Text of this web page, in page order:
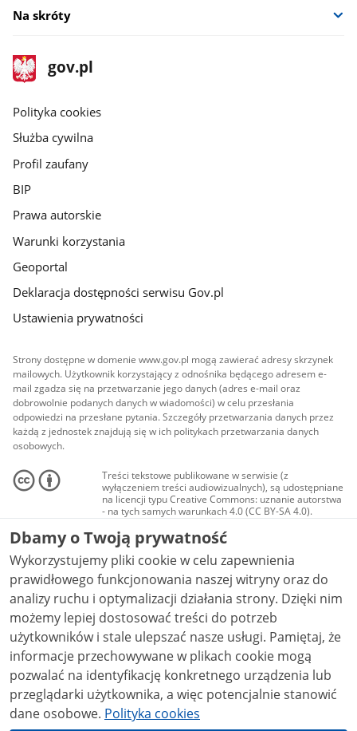
Na skróty
stopka
gov.pl
Strona
gov.pl
gov.pl
Polityka cookies
Służba cywilna
Profil zaufany
BIP
Prawa autorskie
Warunki korzystania
Geoportal
Deklaracja dostępności serwisu Gov.pl
Ustawienia prywatności
Strony dostępne w domenie www.gov.pl mogą zawierać adresy skrzynek
mailowych. Użytkownik korzystający z odnośnika będącego adresem e-
mail zgadza się na przetwarzanie jego danych (adres e-mail oraz
dobrowolnie podanych danych w wiadomości) w celu przesłania
odpowiedzi na przesłane pytania. Szczegóły przetwarzania danych przez
każdą z jednostek znajdują się w ich politykach przetwarzania danych
osobowych.
Treści tekstowe publikowane w serwisie (z
wyłączeniem treści audiowizualnych), są udostępniane
na licencji typu Creative Commons: uznanie autorstwa
- na tych samych warunkach 4.0 (CC BY-SA 4.0).
Materiały audiowizualne, w tym zdjęcia, materiały
audio i wideo, są udostępniane na licencji typu
Creative Commons: uznanie autorstwa użycie
niekomercyjne - bez utworów zależnych 4.0 (CC BY-
NC-ND 4.0), o ile nie jest to stwierdzone inaczej.
Dbamy o Twoją prywatność
Wykorzystujemy pliki cookie w celu zapewnienia
prawidłowego funkcjonowania naszej witryny oraz do
analizy ruchu i optymalizacji działania strony. Dzięki nim
możemy lepiej dostosować treści do potrzeb
użytkowników i stale ulepszać nasze usługi. Pamiętaj, że
informacje przechowywane w plikach cookie mogą
pozwalać na identyfikację konkretnego urządzenia lub
przeglądarki użytkownika, a więc potencjalnie stanowić
dane osobowe. Polityka cookies